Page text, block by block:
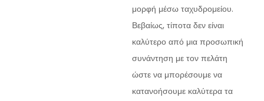
μορφή μέσω ταχυδρομείου.
Βεβαίως, τίποτα δεν είναι
καλύτερο από μια προσωπική
συνάντηση με τον πελάτη
ώστε να μπορέσουμε να
κατανοήσουμε καλύτερα τα